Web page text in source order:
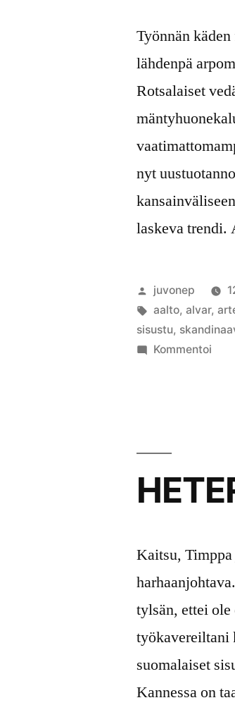
Työnnän
lähdenpä
Rotsalaiset
nyt
laskeva
Artikkelin
julkaisija
on
juvonep
Avainsanat:
aalto,alvar,
sisustu,
Kommentoi
Kaitsu,
tylsän, ettei ole
työkavereiltani
suomalaiset
Kannessa on